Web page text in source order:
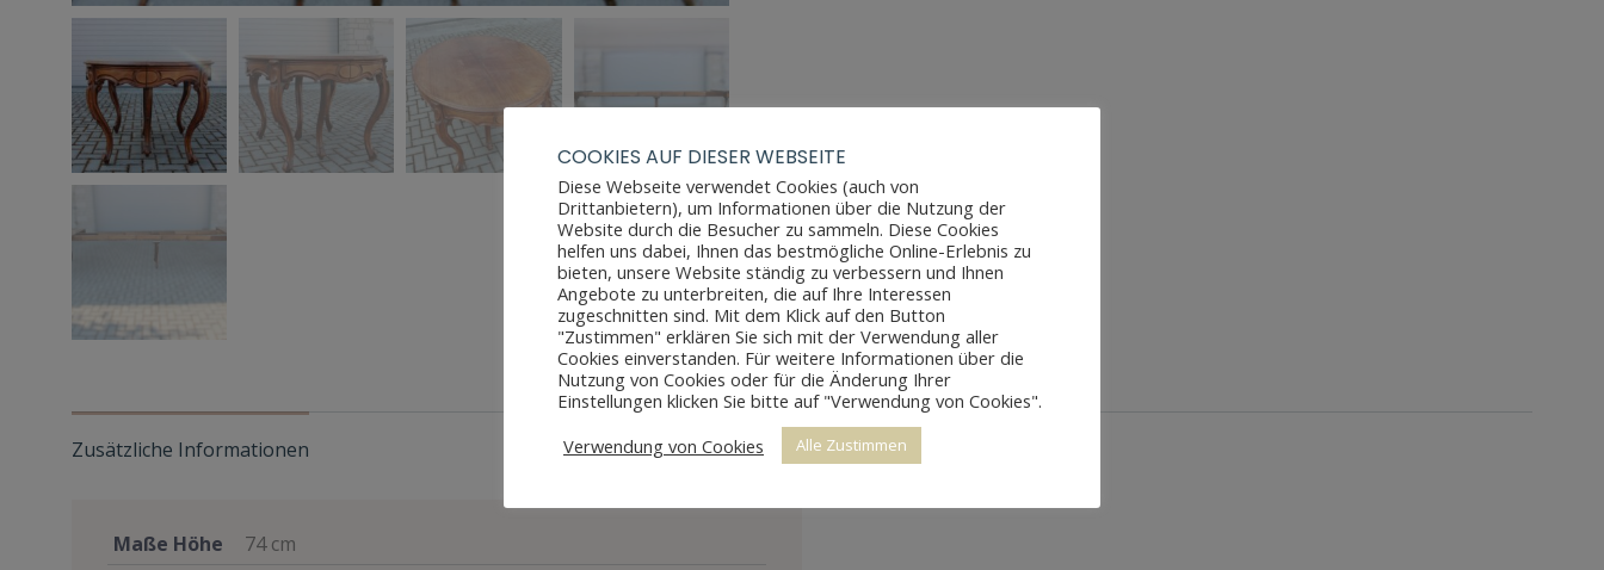
Zusätzliche Informationen
Maße Höhe
74 cm
COOKIES AUF DIESER WEBSEITE
Diese Webseite verwendet Cookies (auch von
Drittanbietern), um Informationen über die Nutzung der
Website durch die Besucher zu sammeln. Diese Cookies
helfen uns dabei, Ihnen das bestmögliche Online-Erlebnis zu
bieten, unsere Website ständig zu verbessern und Ihnen
Angebote zu unterbreiten, die auf Ihre Interessen
zugeschnitten sind. Mit dem Klick auf den Button
"Zustimmen" erklären Sie sich mit der Verwendung aller
Cookies einverstanden. Für weitere Informationen über die
Nutzung von Cookies oder für die Änderung Ihrer
Einstellungen klicken Sie bitte auf "Verwendung von Cookies".
Verwendung von Cookies
Alle Zustimmen